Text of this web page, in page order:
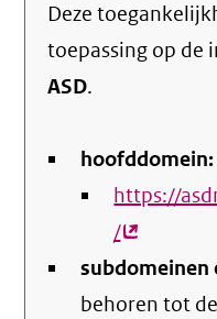
Deze
toepassing op de
ASD.
hoofddomein:
https://
/(externe
link)
subdomeinen
behoren tot